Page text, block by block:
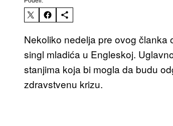
Nekoliko nedelja pre ovog članka
singl mladića u Engleskoj.
stanjima koja bi mogla da budu
zdravstvenu krizu.